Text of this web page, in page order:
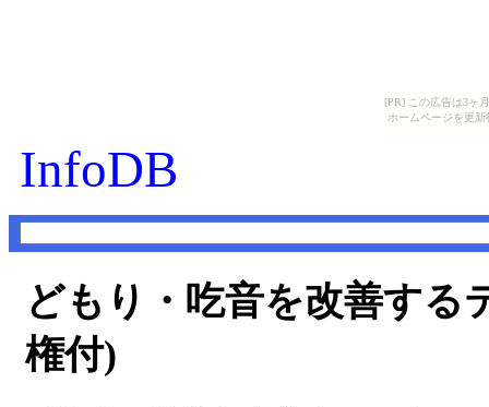
[PR] この広告は3ヶ
ホームページを更
InfoDB
どもり・吃音を改善する
権付)